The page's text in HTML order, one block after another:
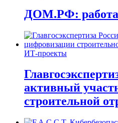
ДОМ.РФ:
ИТ-проекты
активный
строительной